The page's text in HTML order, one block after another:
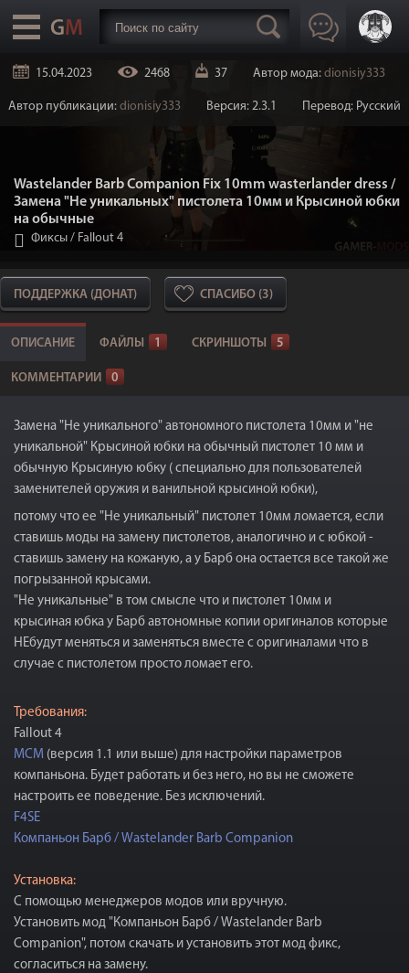
15.04.2023 2468 37 Автор мода: dionisiy333
Автор публикации: dionisiy333 Версия: 2.3.1 Перевод: Русский
Wastelander Barb Companion Fix 10mm wasterlander dress /
Замена "Не уникальных" пистолета 10мм и Крысиной юбки
на обычные
Фиксы / Fallout 4
ПОДДЕРЖКА (ДОНАТ) СПАСИБО (3)
ОПИСАНИЕ ФАЙЛЫ 1 СКРИНШОТЫ 5
КОММЕНТАРИИ 0
Замена "Не уникального" автономного пистолета 10мм и "не
уникальной" Крысиной юбки на обычный пистолет 10 мм и
обычную Крысиную юбку ( специально для пользователей
заменителей оружия и ванильной крысиной юбки),
потому что ее "Не уникальный" пистолет 10мм ломается, если
ставишь моды на замену пистолетов, аналогично и с юбкой -
ставишь замену на кожаную, а у Барб она остается все такой же
погрызанной крысами.
"Не уникальные" в том смысле что и пистолет 10мм и
крысиная юбка у Барб автономные копии оригиналов которые
НЕбудут меняться и заменяться вместе с оригиналами что в
случае с пистолетом просто ломает его.
Требования:
Fallout 4
MCM (версия 1.1 или выше) для настройки параметров
компаньона. Будет работать и без него, но вы не сможете
настроить ее поведение. Без исключений.
F4SE
Компаньон Барб / Wastelander Barb Companion
Установка:
С помощью менеджеров модов или вручную.
Установить мод "Компаньон Барб / Wastelander Barb
Companion", потом скачать и установить этот мод фикс,
согласиться на замену.